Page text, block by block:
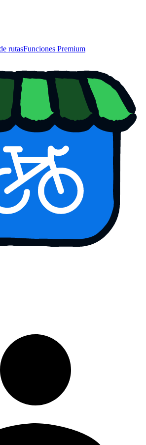
rutasFunciones Premium